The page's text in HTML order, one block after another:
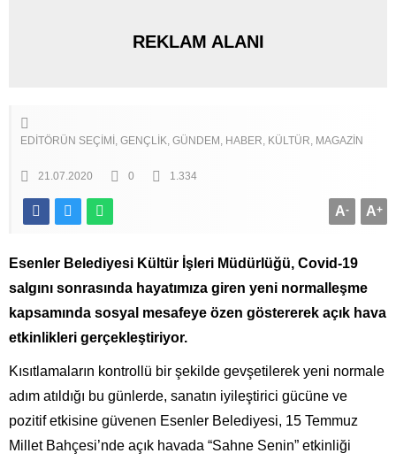
REKLAM ALANI
EDITÖRÜN SEÇIMI GENÇLIK GÜNDEM HABER KÜLTÜR MAGAZIN
21.07.2020 0 1.334
A+
A-
Esenler Belediyesi Kültür İşleri Müdürlüğü, Covid-19
salgını sonrasında hayatımıza giren yeni normalleşme
kapsamında sosyal mesafeye özen göstererek açık hava
etkinlikleri gerçekleştiriyor.
Kısıtlamaların kontrollü bir şekilde gevşetilerek yeni normale
adım atıldığı bu günlerde, sanatın iyileştirici gücüne ve
pozitif etkisine güvenen Esenler Belediyesi, 15 Temmuz
Millet Bahçesi’nde açık havada “Sahne Senin” etkinliği